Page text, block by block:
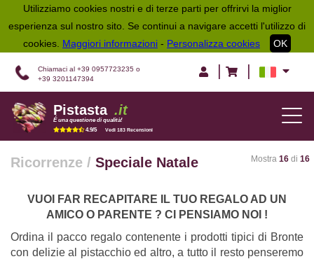
Utilizziamo cookies nostri e di terze parti per offrirvi la miglior
esperienza sul nostro sito. Se continui a navigare accetti l'utilizzo di
cookies. Maggiori informazioni - Personalizza cookies OK
Chiamaci al +39 0957723235 o
+39 3201147394
| |
Pistasta .it
É una questione di qualità!
4.9/5
Vedi 183 Recensioni
Ricorrenze / Speciale Natale Mostra 16 di 16
VUOI FAR RECAPITARE IL TUO REGALO AD UN
AMICO O PARENTE ? CI PENSIAMO NOI !
Ordina il pacco regalo contenente i prodotti tipici di Bronte
con delizie al pistacchio ed altro, a tutto il resto penseremo